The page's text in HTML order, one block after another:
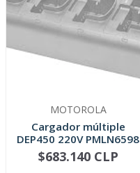
MOTOROLA
Cargador múltiple
DEP450 220V PMLN6598
AGOTADO
$683.140 CLP